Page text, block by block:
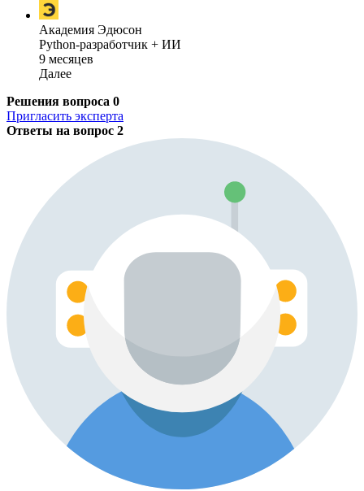
Академия Эдюсон
Python-разработчик + ИИ
9 месяцев
Далее
Решения вопроса 0
Пригласить эксперта
Ответы на вопрос 2